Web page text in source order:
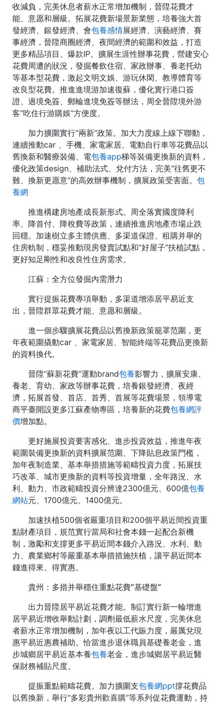
收減負，完美休息者薪水正常增加機制，晉陞花費才
能、意愿和層級。拓展花費新場景新業態，培養強大首
發經濟、銀發經濟、會包養感情展經濟、演藝經濟、賽
事經濟，晉陞商圈經濟、夜間經濟的範圍和效益，打造
更多精品項目、爆款IP。擴展生涯性辦事花費，營建安心
花費周遭的狀況，發掘餐飲住宿、家政辦事、養老托幼
等基本型花費，激起文明文娛、游玩休閑、教導體育等
改良型花費。推進進境游加速復蘇，優化實行港口簽
證、過境免簽、郵輪進境免簽等辦法，周全晉陞境外游
客“吃住行游購娛”方便度。
加力擴圍實行“兩新”政策。加大力度線上線下聯動，
連續推動car 、手機、家電家居、電動自行車等花費品以
舊換新和醫療裝備、電包養app梯等裝備更換新的資料，
優化政策design、補助法式、兌付方法，完美“往舊更不
難、換新更愿意”的高效辦事機制，擴展政策受害面。 包
養網
推進構建房地產成長新形式。周全落實國度降利
率、降首付、降稅費等政策，連續推進房地產市場止跌
回穩。加速樹立多主體供應、多渠道保證、租購并舉的
住房軌制，穩妥推動現房發賣試點和“好屋子”扶植試點，
更好知足剛性和改良性住房需求。
江蘇：全方位發掘內需潛力
實行提振花費專項舉動，多渠道增添居平易近支
出，晉陞群眾花費才能、意愿和層級。
進一個步驟擴展花費品以舊換新政策籠罩范圍，更
年夜範圍撬動car 、家電家居、智能終端等花費品更換新
的資料換代。
晉陞“蘇新花費”運動brand包養影響力，擴展安康、
養老、育幼、家政等辦事花費，培養銀發經濟、夜經
濟，拓展首發、首店、首秀、首展等花費場景，領導電
商平臺開設更多江蘇產物專區，培養新的花費包養網評
價增加點。
更好施展投資要害感化、進步投資效益，推進年夜
範圍裝備更換新的資料擴展范圍、下降貼息政策門檻，
加年夜制造業、基本舉措措施等範疇投資力度，拓展技
巧改革、城市更換新的資料等投資增量，全年路況、水
利、動力、市政範疇投資分辨達2300億元、600億包養
網站元、1700億元、1400億元。
加速扶植500個省嚴重項目和200個平易近間投資重
點財產項目，規范實行當局和社會本錢一起配合新機
制，激勵和支撐更多平易近間本錢介入路況、水利、動
力、農業鄉村等嚴重基本舉措措施扶植，讓平易近間本
錢進得來、得實惠。
貴州：多措并舉穩住重點花費“基礎盤”
出力晉陞居平易近花費才能。制訂實行新一輪增進
居平易近增收舉動計劃，調劑最低薪水尺度，完美休息
者薪水正常增加機制，加年夜以工代賑力度，嚴厲兌現
惠平易近惠農補助。恰當進步退休職員基礎養老金，進
步城鄉居平易近基本養包養老金，進步城鄉居平易近醫
保財務補貼尺度。
提振重點範疇花費。加力擴圍支包養網ppt撐花費品
以舊換新，舉行“多彩貴州歡喜購”等系列促花費運動，持